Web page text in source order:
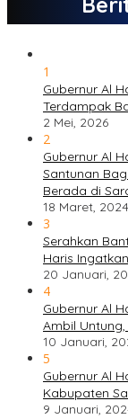
1
Gubernur Al
Terdampak
2 Mei, 2026
2
Gubernur Al
Santunan
Berada di
18 Maret, 2024
3
Serahkan
Haris
20 Januari,
4
Gubernur Al
Ambil
10 Januari,
5
Gubernur Al
Kabupaten
9 Januari,